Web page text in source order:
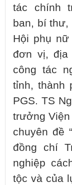
tác chính
ban, bí thư,
Hội phụ
đơn vị, địa
công tác
tỉnh, thành
PGS. TS
trưởng
chuyên đề
đồng chí
nghiệp
tộc và của